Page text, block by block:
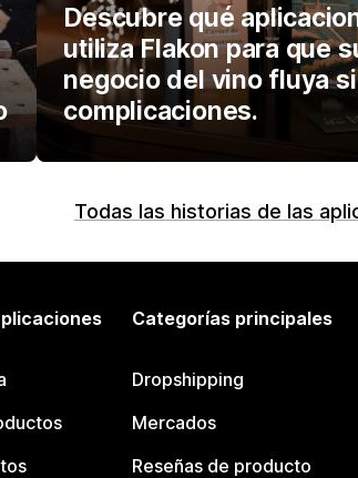
Descubre qué
utiliza Flakon para que
negocio del vino fluya
complicaciones.
Todas las historias de las
Categorías principales
Dropshipping
Mercados
Reseñas de producto